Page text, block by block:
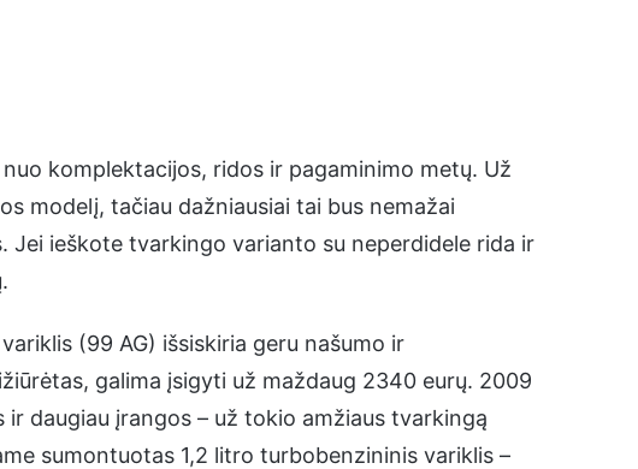
komplektacijos, ridos ir pagaminimo metų. Už
modelį, tačiau dažniausiai tai bus nemažai
Jei ieškote tvarkingo varianto su neperdidele rida ir
(99 AG) išsiskiria geru našumo ir
galima įsigyti už maždaug 2340 eurų. 2009
daugiau įrangos – už tokio amžiaus tvarkingą
sumontuotas 1,2 litro turbobenzininis variklis –